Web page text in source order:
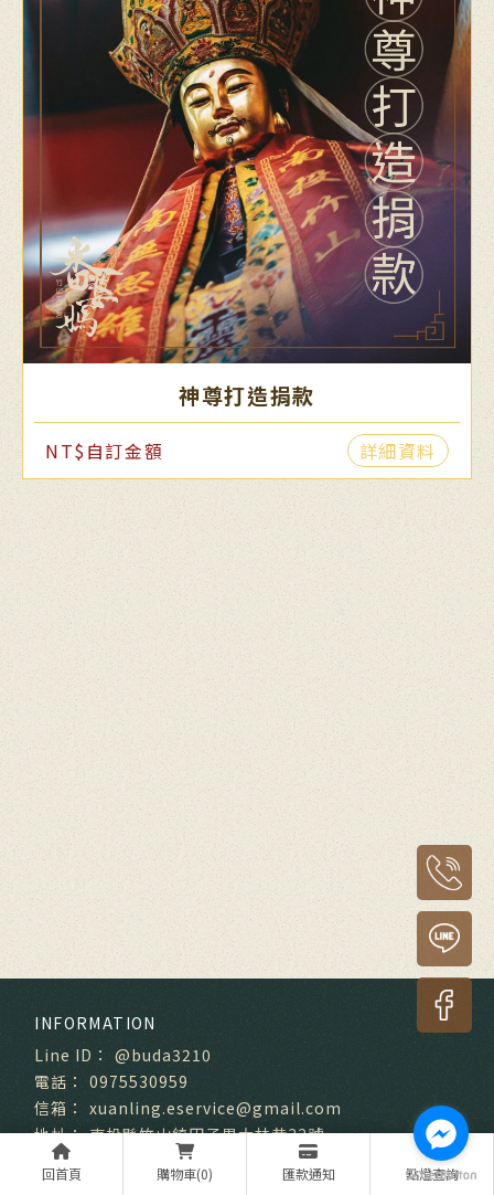
神尊打造捐款
NT$自訂金額 詳細資料
回首頁 購物車(0) 匯款通知 點燈查詢
@buda3210
0975530959
xuanling.eservice@gmail.com
南投縣竹山鎮田子里大林巷32號